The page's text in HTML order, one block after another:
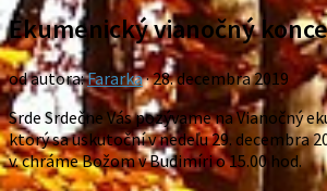
Ekumenický vianočný
od autora:Fararka·28. decembra 2019
Srde Srdečne Vás pozývame na Vianočný
ktorý sa uskutoční v nedeľu 29. decembra
v. chráme Božom v Budimíri o 15.00 hod.